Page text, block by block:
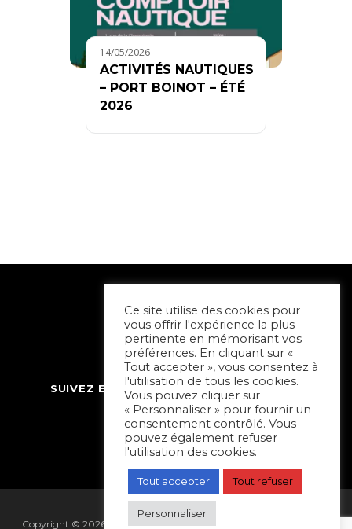
14/05/2026
ACTIVITÉS NAUTIQUES
– PORT BOINOT – ÉTÉ
2026
SUIVEZ ET CONTACTEZ SORTIR À NIORT
Copyright © 2026 Sortir à Niort | réalisé par
Ce site utilise des cookies pour
vous offrir l'expérience la plus
pertinente en mémorisant vos
préférences. En cliquant sur «
Tout accepter », vous consentez à
l'utilisation de tous les cookies.
Vous pouvez cliquer sur
« Personnaliser » pour fournir un
consentement contrôlé. Vous
pouvez également refuser
l'utilisation des cookies.
Tout accepter Tout refuser
Personnaliser